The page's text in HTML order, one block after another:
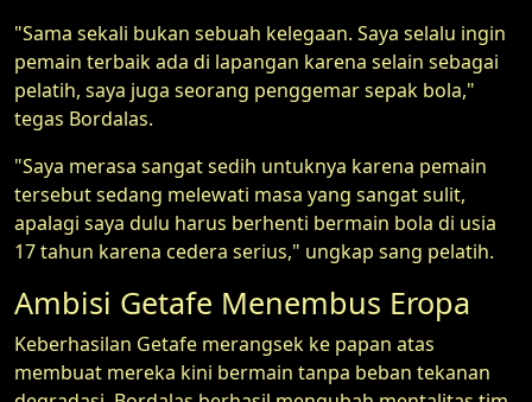
"Sama sekali bukan sebuah kelegaan. Saya selalu ingin
pemain terbaik ada di lapangan karena selain sebagai
pelatih, saya juga seorang penggemar sepak bola,"
tegas Bordalas.
"Saya merasa sangat sedih untuknya karena pemain
tersebut sedang melewati masa yang sangat sulit,
apalagi saya dulu harus berhenti bermain bola di usia
17 tahun karena cedera serius," ungkap sang pelatih.
Ambisi Getafe Menembus Eropa
Keberhasilan Getafe merangsek ke papan atas
membuat mereka kini bermain tanpa beban tekanan